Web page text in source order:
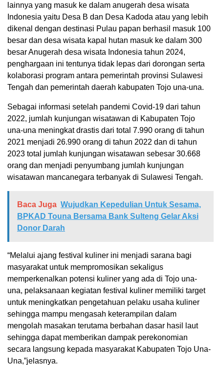
lainnya yang masuk ke dalam anugerah desa wisata
Indonesia yaitu Desa B dan Desa Kadoda atau yang lebih
dikenal dengan destinasi Pulau papan berhasil masuk 100
besar dan desa wisata kapal hutan masuk ke dalam 300
besar Anugerah desa wisata Indonesia tahun 2024,
penghargaan ini tentunya tidak lepas dari dorongan serta
kolaborasi program antara pemerintah provinsi Sulawesi
Tengah dan pemerintah daerah kabupaten Tojo una-una.
Sebagai informasi setelah pandemi Covid-19 dari tahun
2022, jumlah kunjungan wisatawan di Kabupaten Tojo
una-una meningkat drastis dari total 7.990 orang di tahun
2021 menjadi 26.990 orang di tahun 2022 dan di tahun
2023 total jumlah kunjungan wisatawan sebesar 30.668
orang dan menjadi penyumbang jumlah kunjungan
wisatawan mancanegara terbanyak di Sulawesi Tengah.
Baca Juga Wujudkan Kepedulian Untuk Sesama,
BPKAD Touna Bersama Bank Sulteng Gelar Aksi
Donor Darah
“Melalui ajang festival kuliner ini menjadi sarana bagi
masyarakat untuk mempromosikan sekaligus
memperkenalkan potensi kuliner yang ada di Tojo una-
una, pelaksanaan kegiatan festival kuliner memiliki target
untuk meningkatkan pengetahuan pelaku usaha kuliner
sehingga mampu mengasah keterampilan dalam
mengolah masakan terutama berbahan dasar hasil laut
sehingga dapat memberikan dampak perekonomian
secara langsung kepada masyarakat Kabupaten Tojo Una-
Una,”jelasnya.